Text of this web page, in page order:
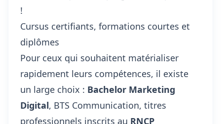
!
Cursus certifiants, formations courtes et
diplômes
Pour ceux qui souhaitent matérialiser
rapidement leurs compétences, il existe
un large choix : Bachelor Marketing
Digital, BTS Communication, titres
professionnels inscrits au RNCP